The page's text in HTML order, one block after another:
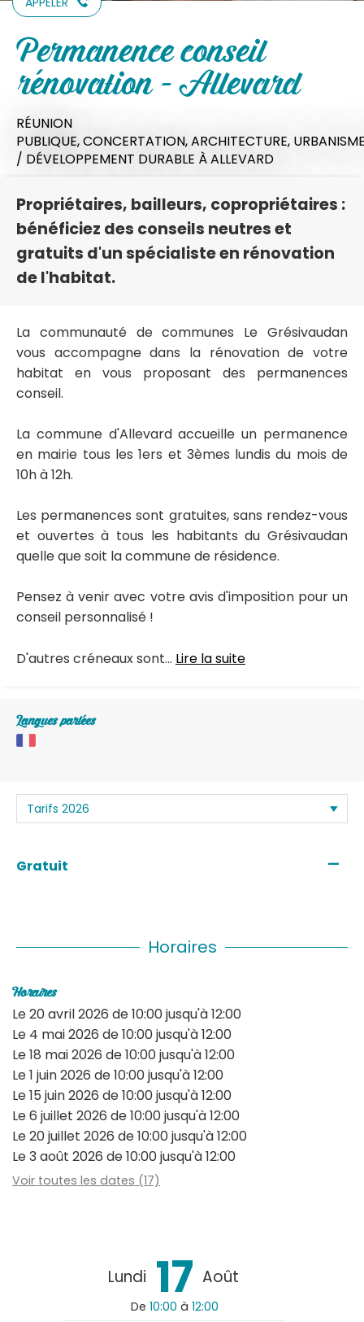
Permanence conseil
rénovation - Allevard
RÉUNION
PUBLIQUE,CONCERTATION,ARCHITECTURE,
/ DÉVELOPPEMENT DURABLE À ALLEVARD
Propriétaires, bailleurs, copropriétaires :
bénéficiez des conseils neutres et
gratuits d'un spécialiste en rénovation
de l'habitat.
La communauté de communes Le Grésivaudan
vous accompagne dans la rénovation de votre
habitat en vous proposant des permanences
conseil.
La commune d'Allevard accueille un permanence
en mairie tous les 1ers et 3èmes lundis du mois de
10h à 12h.
Les permanences sont gratuites, sans rendez-vous
et ouvertes à tous les habitants du Grésivaudan
quelle que soit la commune de résidence.
Pensez à venir avec votre avis d'imposition pour un
conseil personnalisé !
D'autres créneaux sont... Lire la suite
Langues parlées
Gratuit —
Horaires
Horaires
Le20 avril 2026 de 10:00 jusqu'à 12:00
Le 4 mai 2026 de 10:00 jusqu'à 12:00
Le18 mai 2026 de 10:00 jusqu'à 12:00
Le1 juin 2026 de 10:00 jusqu'à 12:00
Le15 juin 2026 de 10:00 jusqu'à 12:00
Le6 juillet 2026 de 10:00 jusqu'à 12:00
Le20 juillet 2026 de 10:00 jusqu'à 12:00
Le3 août 2026 de 10:00 jusqu'à 12:00
Voir toutes les dates (17)
Lundi 17 Août
De 10:00 à 12:00